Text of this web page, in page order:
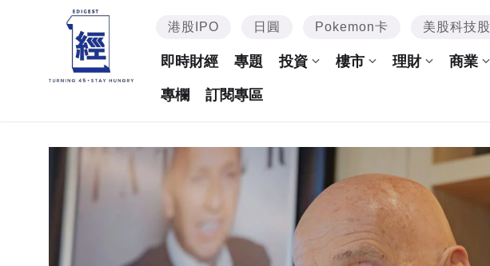
港股IPO 日圓 Pokemon卡 美股科技股
即時財經 專題 投資 樓市 理財 商業
專欄 訂閱專區